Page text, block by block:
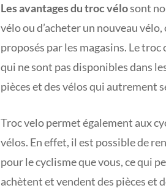
Les avantages du troc vélosont
vélo ou d’acheter un nouveau
proposés par les magasins. Le
qui ne sont pas disponibles dans
pièces et des vélos qui autrement
Troc velo permet également aux
vélos. En effet, il est possible de
pour le cyclisme que vous, ce qui
achètent et vendent des pièces et